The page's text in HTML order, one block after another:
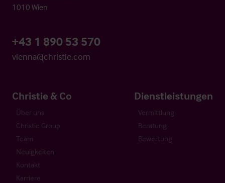
1010 Wien
+43 1 890 53 570
vienna@christie.com
Christie & Co
Über uns
Christie Group
Team
Neuigkeiten
Kontakt
Karriere
Dienstleistungen
Vermittlung
Beratung
Bewertung